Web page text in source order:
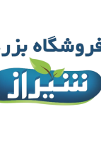
تغییر گذر واژه
سفارشات